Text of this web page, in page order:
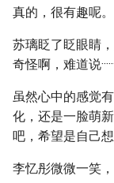
真的，很有趣呢。
苏璃眨了眨眼睛
奇怪啊，难道说······
虽然心中的感觉
化，还是一脸萌
吧，希望是自己想
李忆彤微微一笑